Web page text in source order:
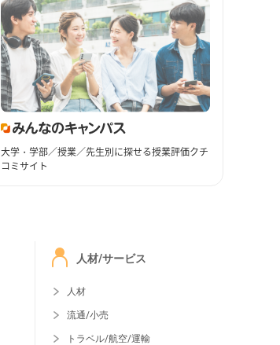
大学・学部／授業／先生別に探せる授業評価クチ
コミサイト
人材/サービス
人材
流通/小売
トラベル/航空/運輸